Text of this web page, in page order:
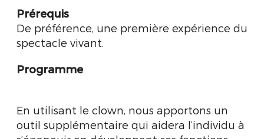
Prérequis
De préférence, une première expérience du
spectacle vivant.
Programme
En utilisant le clown, nous apportons un
outil supplémentaire qui aidera l’individu à